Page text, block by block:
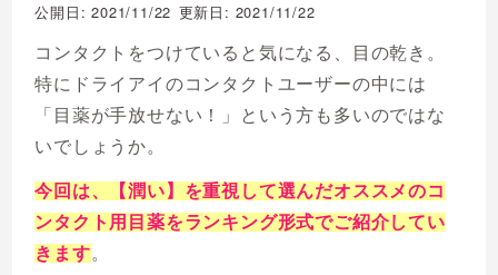
公開日: 2021/11/22 更新日: 2021/11/22
コンタクトをつけていると気になる、目の乾き。
特にドライアイのコンタクトユーザーの中には
「目薬が手放せない！」という方も多いのではな
いでしょうか。
今回は、【潤い】を重視して選んだオススメのコ
ンタクト用目薬をランキング形式でご紹介してい
きます。